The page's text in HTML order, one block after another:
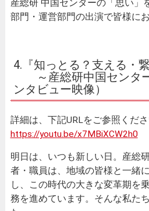
産総研 中国センターの「思い」
部門・運営部門の出演で皆様に
4.『知っとる？支える・
～産総研中国センタ
ンタビュー映像）
詳細は、下記URLをご参照くださ
https://youtu.be/x7MBiXCW2h0
明日は、いつも新しい日。産総
者・職員は、地域の皆様と一緒
し、この時代の大きな変革期を
務を進めています。そんな私た